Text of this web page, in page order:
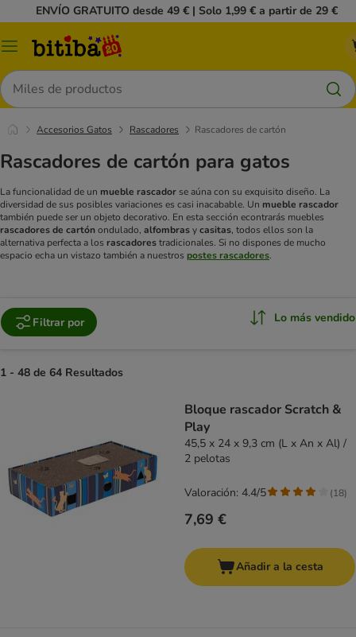
ENVÍO GRATUITO desde 49 € | Solo 1,99 € a partir de 29 €
Menú
Buscar
Accesorios Gatos Rascadores Rascadores de cartón
Rascadores de cartón para gatos
La funcionalidad de un mueble rascador se aúna con su exquisito diseño. La
diversidad de sus posibles variaciones es casi inacabable. Un mueble rascador
también puede ser un objeto decorativo. En esta sección econtrarás muebles
rascadoresde cartónondulado, alfombrasycasitas, todos ellos son la
alternativa perfecta a los rascadorestradicionales. Si no dispones de mucho
espacio echa un vistazo también a nuestros postes rascadores.
Filtrar por Lo más vendido
1 - 48 de 64 Resultados
Bloque rascador Scratch &
Play
45,5 x 24 x 9,3 cm (L x An x Al) /
2 pelotas
7,69 €
Valoración: 4.4/5 (18)
Añadir a la cesta